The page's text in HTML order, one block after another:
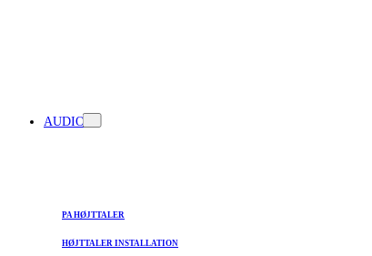
AUDIO
PA HØJTTALER
HØJTTALER INSTALLATION